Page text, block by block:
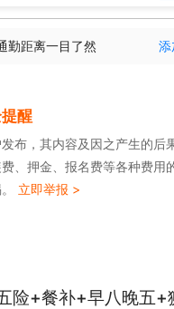
勤距离一目了然 添
醒
布，其内容及因之产生的后
、押金、报名费等各种费用
立即举报 >